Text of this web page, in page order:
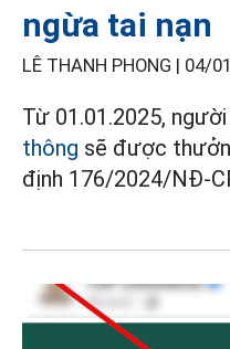
ngừa tai nạn
LÊ THANH PHONG | 04/
Từ 01.01.2025,
thông sẽ được
định 176/2024/NĐ-